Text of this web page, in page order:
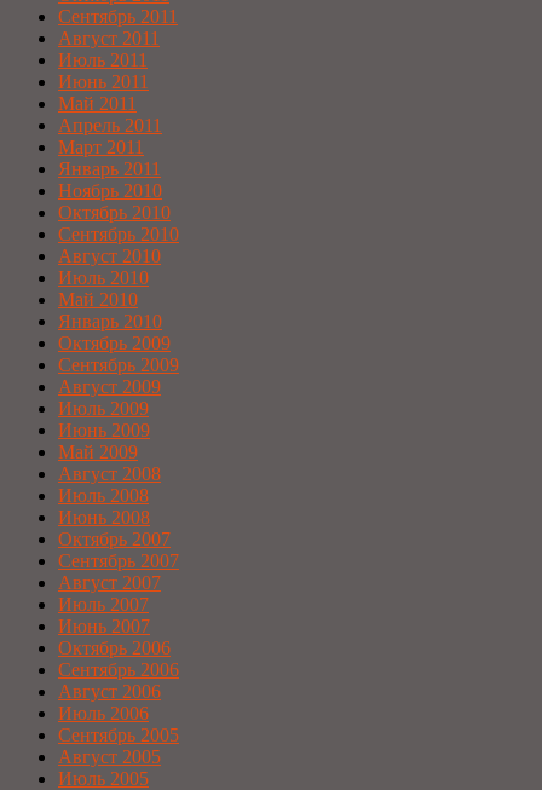
Сентябрь 2011
Август 2011
Июль 2011
Июнь 2011
Май 2011
Апрель 2011
Март 2011
Январь 2011
Ноябрь 2010
Октябрь 2010
Сентябрь 2010
Август 2010
Июль 2010
Май 2010
Январь 2010
Октябрь 2009
Сентябрь 2009
Август 2009
Июль 2009
Июнь 2009
Май 2009
Август 2008
Июль 2008
Июнь 2008
Октябрь 2007
Сентябрь 2007
Август 2007
Июль 2007
Июнь 2007
Октябрь 2006
Сентябрь 2006
Август 2006
Июль 2006
Сентябрь 2005
Август 2005
Июль 2005